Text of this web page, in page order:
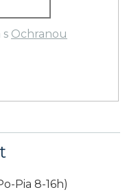
s Ochranou
Pia 8-16h)